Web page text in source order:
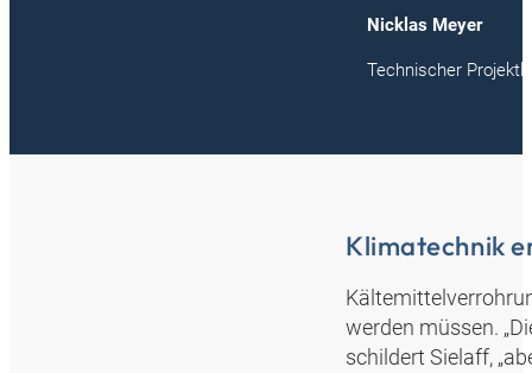
Nicklas Meyer
Technischer
Klimatechnik
werden müssen.
schildert Sielaff,